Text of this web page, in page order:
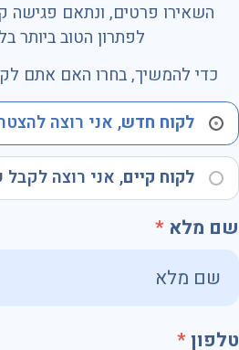
השאירו פרטים, ונתאם פגישה
לפתרון הטוב ביותר
כדי להמשיך, בחרו האם אתם
לקוח חדש, אני רוצה
לקוח קיים, אני רוצה לקבל
שם מלא
טלפון